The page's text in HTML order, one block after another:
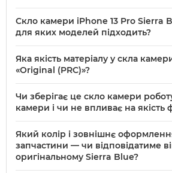
Скло камери iPhone 13 Pro Sierra
для яких моделей підходить?
рамкою для модуля камери,
сумісне з iPhone 13 або 13 Pro Max
розташуванні модулів і розмірах.
Яка якість матеріалу у скла
«Original (PRC)»?
оригінальний дизайн та виконання,
кольору «Альпійська блакить».
Чи зберігає це скло камери
камери і чи не впливає на якість
захисна зовнішня панель рамки і
встановленні не повинно
Який колір і зовнішнє
запчастини — чи відповідатиме
оригінальному Sierra Blue?